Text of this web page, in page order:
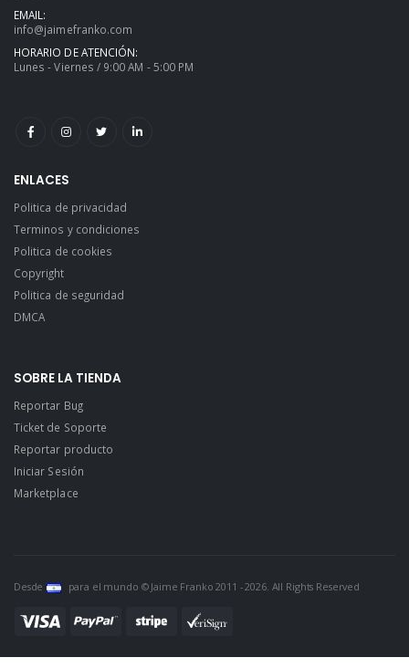
EMAIL:
info@jaimefranko.com
HORARIO DE ATENCIÓN:
Lunes - Viernes / 9:00 AM - 5:00 PM
ENLACES
Politica de privacidad
Terminos y condiciones
Politica de cookies
Copyright
Politica de seguridad
DMCA
SOBRE LA TIENDA
Reportar Bug
Ticket de Soporte
Reportar producto
Iniciar Sesión
Marketplace
Desde para el mundo © Jaime Franko 2011 - 2026. All Rights Reserved